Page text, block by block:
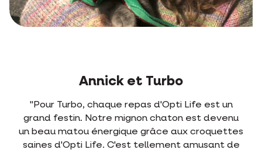
est un
de
Jens et Rosa
"Dès la première fois que nous avons
Opti Life avec l'ancienne nourriture de
elle en sélectionnait les nouvelles
Avant, elle souffrait souvent de